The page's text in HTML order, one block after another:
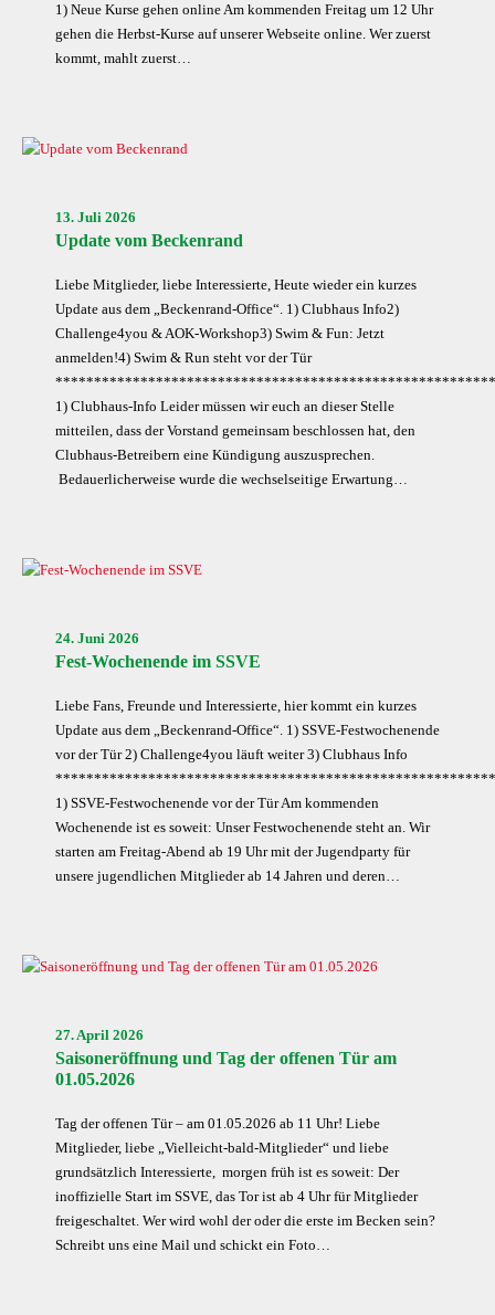
1) Neue Kurse gehen online Am kommenden Freitag um 12 Uhr
gehen die Herbst-Kurse auf unserer Webseite online. Wer zuerst
kommt, mahlt zuerst…
13. Juli 2026
Update vom Beckenrand
Liebe Mitglieder, liebe Interessierte, Heute wieder ein kurzes
Update aus dem „Beckenrand-Office“. 1) Clubhaus Info2)
Challenge4you & AOK-Workshop3) Swim & Fun: Jetzt
anmelden!4) Swim & Run steht vor der Tür
1) Clubhaus-Info Leider müssen wir euch an dieser Stelle
mitteilen, dass der Vorstand gemeinsam beschlossen hat, den
Clubhaus-Betreibern eine Kündigung auszusprechen.
Bedauerlicherweise wurde die wechselseitige Erwartung…
24. Juni 2026
Fest-Wochenende im SSVE
Liebe Fans, Freunde und Interessierte, hier kommt ein kurzes
Update aus dem „Beckenrand-Office“. 1) SSVE-Festwochenende
vor der Tür 2) Challenge4you läuft weiter 3) Clubhaus Info
1) SSVE-Festwochenende vor der Tür Am kommenden
Wochenende ist es soweit: Unser Festwochenende steht an. Wir
starten am Freitag-Abend ab 19 Uhr mit der Jugendparty für
unsere jugendlichen Mitglieder ab 14 Jahren und deren…
27. April 2026
Saisoneröffnung und Tag der offenen Tür am
01.05.2026
Tag der offenen Tür – am 01.05.2026 ab 11 Uhr! Liebe
Mitglieder, liebe „Vielleicht-bald-Mitglieder“ und liebe
grundsätzlich Interessierte, morgen früh ist es soweit: Der
inoffizielle Start im SSVE, das Tor ist ab 4 Uhr für Mitglieder
freigeschaltet. Wer wird wohl der oder die erste im Becken sein?
Schreibt uns eine Mail und schickt ein Foto…